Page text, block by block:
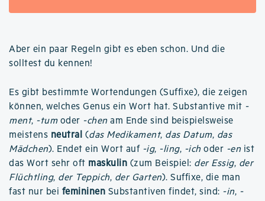
Aber ein paar Regeln gibt es eben schon. Und die
solltest du kennen!
Es gibt bestimmte Wortendungen (Suffixe), die zeigen
können, welches Genus ein Wort hat. Substantive mit -
ment, -tumoder -chen am Ende sind beispielsweise
meistens neutral (das Medikament, das Datum, das
Mädchen). Endet ein Wort auf -ig, -ling, -ich oder -en ist
das Wort sehr oft maskulin (zum Beispiel: der Essig, der
Flüchtling, der Teppich, der Garten). Suffixe, die man
fast nur bei femininen Substantiven findet, sind: -in, -